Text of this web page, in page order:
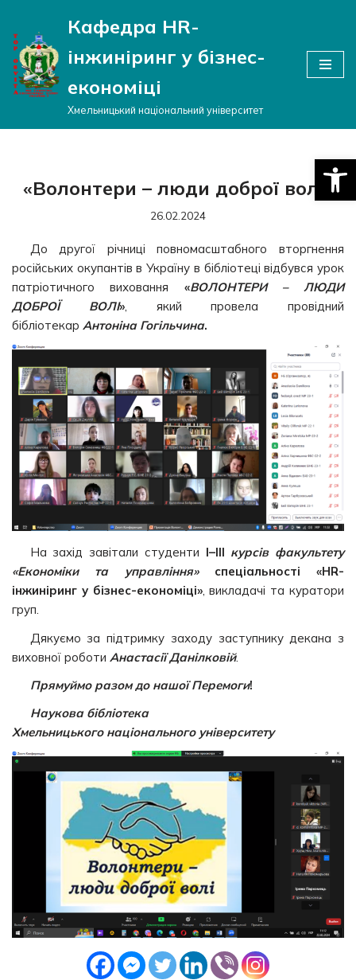
Перейти
до
вмісту
Кафедра HR-
інжиніринг у бізнес-
економіці
Хмельницький національний університет
«Волонтери – люди доброї волі»
26.02.2024
До другої річниці повномасштабного вторгнення
російських окупантів в Україну в бібліотеці відбувся урок
патріотичного виховання «ВОЛОНТЕРИ – ЛЮДИ
ДОБРОЇ ВОЛІ», який провела провідний
бібліотекар Антоніна Гогільчина.
На захід завітали студенти I–III курсів факультету
«Економіки та управління»
спеціальності «HR-
інжиніринг у бізнес-економіці», викладачі та куратори
груп.
Дякуємо за підтримку заходу заступнику декана з
виховної роботи Анастасії Данілковій.
Прямуймо разом до нашої Перемоги!
Наукова бібліотека
Хмельницького національного університету